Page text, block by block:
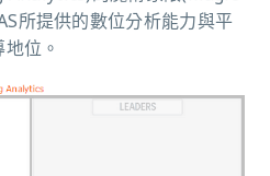
所提供的數位分析能力與平
位。